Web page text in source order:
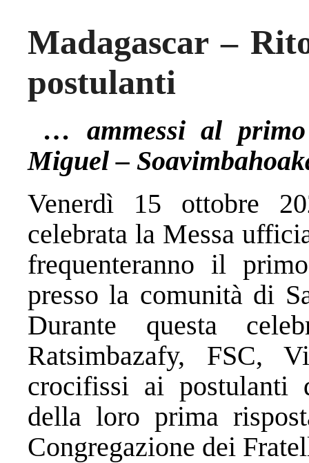
Madagascar –
postulanti
… ammessi al
Miguel –
Venerdì 15 ottobre
celebrata la Messa
frequenteranno il
presso la comunità di
Durante questa
Ratsimbazafy, FSC,
crocifissi ai postulanti
della loro prima
Congregazione dei